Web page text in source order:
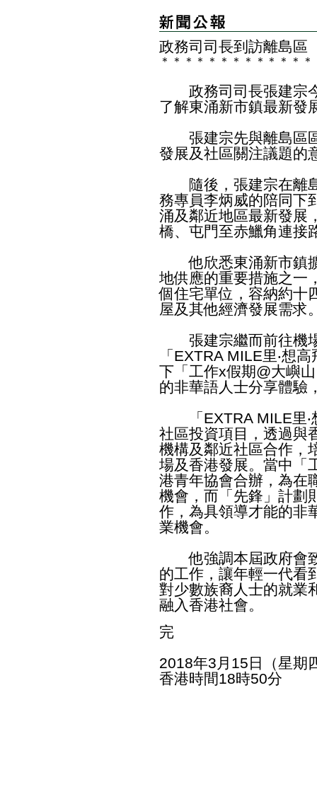
政務司司長到訪離島區
＊ ＊ ＊ ＊ ＊ ＊ ＊ ＊ ＊ ＊ ＊ ＊ ＊
政務司司長張建宗今
了解東涌新市鎮最新發
張建宗先與離島區區
發展及社區關注議題的
隨後，張建宗在離島
務專員李炳威的陪同下
涌及鄰近地區最新發展
橋、屯門至赤鱲角連接
他欣悉東涌新市鎮擴
地供應的重要措施之一
個住宅單位，容納約十
屋及其他經濟發展需求
張建宗繼而前往機場
「EXTRA MILE里‧想
下「工作x假期@大嶼
的非華語人士分享體驗
「EXTRA MILE里‧
社區投資項目，透過與
機構及鄰近社區合作，
場及香港發展。當中「
港青年協會合辦，為在
機會，而「先鋒」計劃
作，為具領導才能的非
業機會。
他強調本屆政府會致
的工作，讓年輕一代看
對少數族裔人士的就業
融入香港社會。
完
2018年3月15日（星期
香港時間18時50分